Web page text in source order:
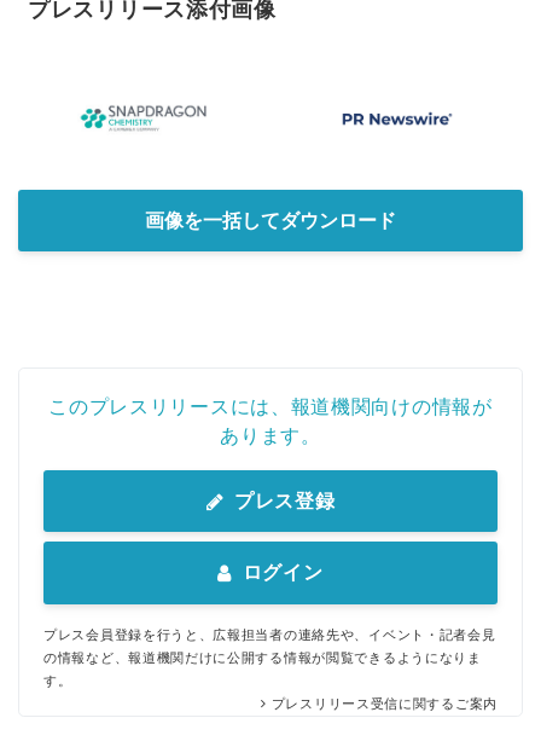
プレスリリース添付画像
画像を一括してダウンロード
このプレスリリースには、報道機関向けの情報が
あります。
プレス登録
ログイン
プレス会員登録を行うと、広報担当者の連絡先や、イベント・記者会見
の情報など、報道機関だけに公開する情報が閲覧できるようになりま
す。
プレスリリース受信に関するご案内